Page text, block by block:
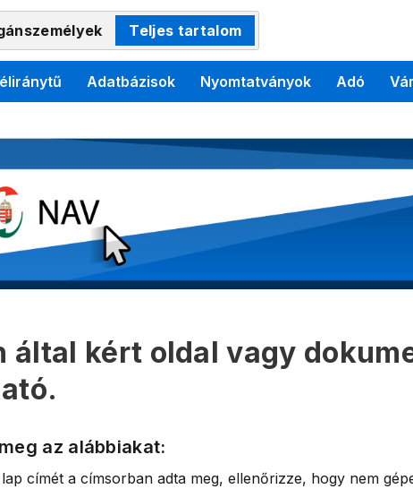
Teljes tartalom
Adatbázisok Nyomtatványok Adó
által kért oldal vagy
az alábbiakat:
címét a címsorban adta meg, ellenőrizze, hogy nem